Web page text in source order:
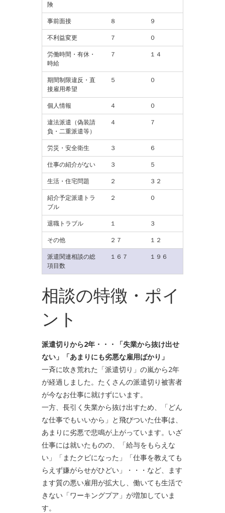
険
事前面接 ８ ９
不利益変更 ７ ０
労働時間・有休・
時給
７ １４
期間制限違反・直
接雇用希望
５ ０
個人情報 ４ ０
違法派遣（偽装請
負・二重派遣等）
４ ７
労災・安全衛生 ３ ６
仕事の紹介がない ３ ５
生活・住宅問題 ２ ３２
紹介予定派遣トラ
ブル
２ ０
退職トラブル １ ３
その他 ２７ １２
派遣関連相談の総
項目数
１６７ １９６
相談の特徴・ポイ
ント
派遣切りから2年・・・「失業から抜け出せ
ない」「あまりにも劣悪な雇用ばかり」
一斉に吹き荒れた「派遣切り」の嵐から2年
が経過しました。たくさんの派遣切り被害者
が今なお仕事に就けずにいます。
一方、長引く失業から抜け出すため、「どん
な仕事でもいいから」と飛びついた仕事は、
あまりに劣悪で悲鳴が上がっています。いざ
仕事には就いたものの、「給与をもらえな
い」「またクビになった」「仕事を教えても
らえず嫌がらせがひどい」・・・など、ます
ます質の悪い雇用が拡大し、働いても生活で
きない「ワーキングプア」が増加していま
す。